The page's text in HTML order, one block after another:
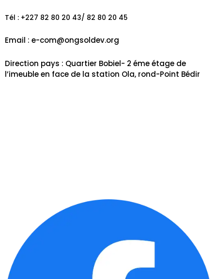
Tél : +227 82 80 20 43/ 82 80 20 45
Email : e-com@ongsoldev.org
Direction pays : Quartier Bobiel- 2 éme étage de
l’imeuble en face de la station Ola, rond-Point Bédir